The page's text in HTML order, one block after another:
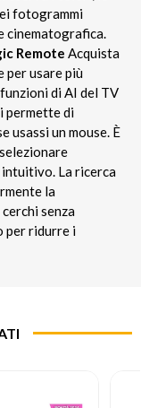
fotogrammi
cinematografica.
Remote Acquista
per usare più
di AI del TV
permette di
usassi un mouse. È
La ricerca
la
senza
per ridurre i